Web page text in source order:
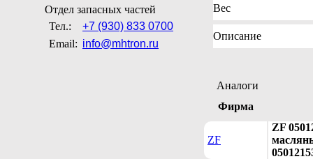
Отдел запасных частей
Тел.:
+7 (930) 833 0700
Email: info@mhtron.ru
Вес
Описание
Аналоги
Фирма
ZF
ZF